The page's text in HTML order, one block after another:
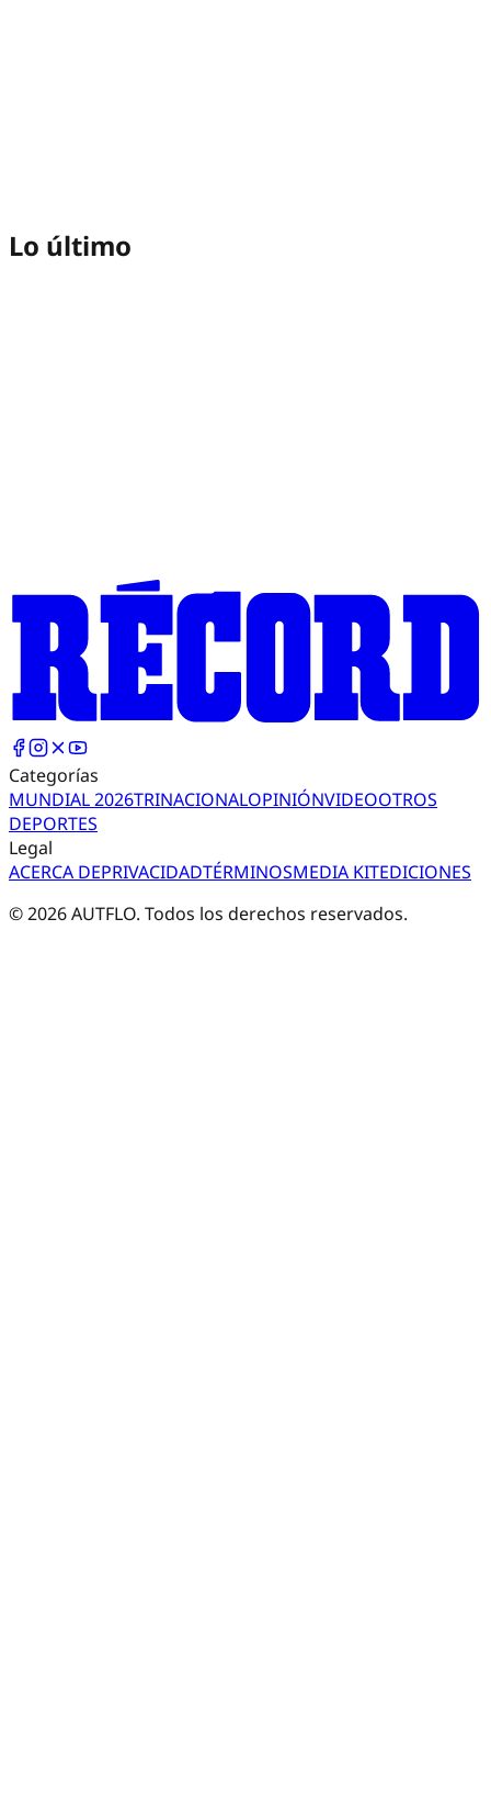
Lo último
Categorías
MUNDIAL 2026TRINACIONALOPINIÓNVIDEOOTROS
DEPORTES
Legal
ACERCA DEPRIVACIDADTÉRMINOSMEDIA KITEDICIONES
©2026AUTFLO. Todos los derechos reservados.